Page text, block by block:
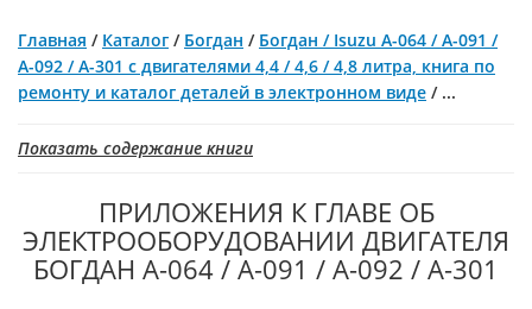
Главная / Каталог / Богдан / Богдан / Isuzu A-064 / A-091 /
A-092 / A-301 c двигателями 4,4 / 4,6 / 4,8 литра, книга по
ремонту и каталог деталей в электронном виде / ...
Показать содержание книги
ПРИЛОЖЕНИЯ К ГЛАВЕ ОБ
ЭЛЕКТРООБОРУДОВАНИИ ДВИГАТЕЛЯ
БОГДАН A-064 / A-091 / A-092 / A-301